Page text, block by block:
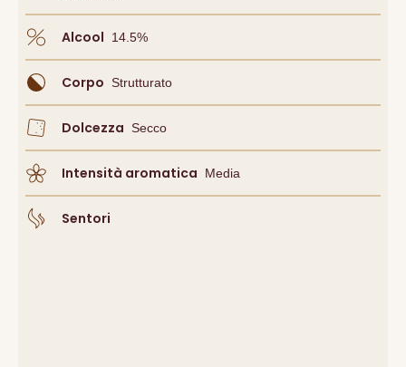
Alcool 14.5%
Corpo Strutturato
Dolcezza Secco
Intensità aromatica Media
Sentori